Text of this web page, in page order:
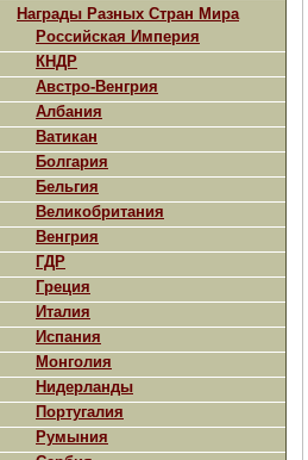
Награды Разных Стран Мира
Российская Империя
КНДР
Австро-Венгрия
Албания
Ватикан
Болгария
Бельгия
Великобритания
Венгрия
ГДР
Греция
Италия
Испания
Монголия
Нидерланды
Португалия
Румыния